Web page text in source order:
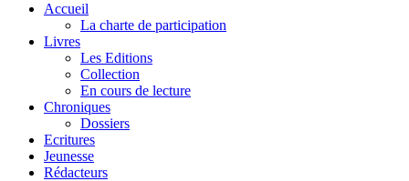
Accueil
La charte de participation
Livres
Les Editions
Collection
En cours de lecture
Chroniques
Dossiers
Ecritures
Jeunesse
Rédacteurs